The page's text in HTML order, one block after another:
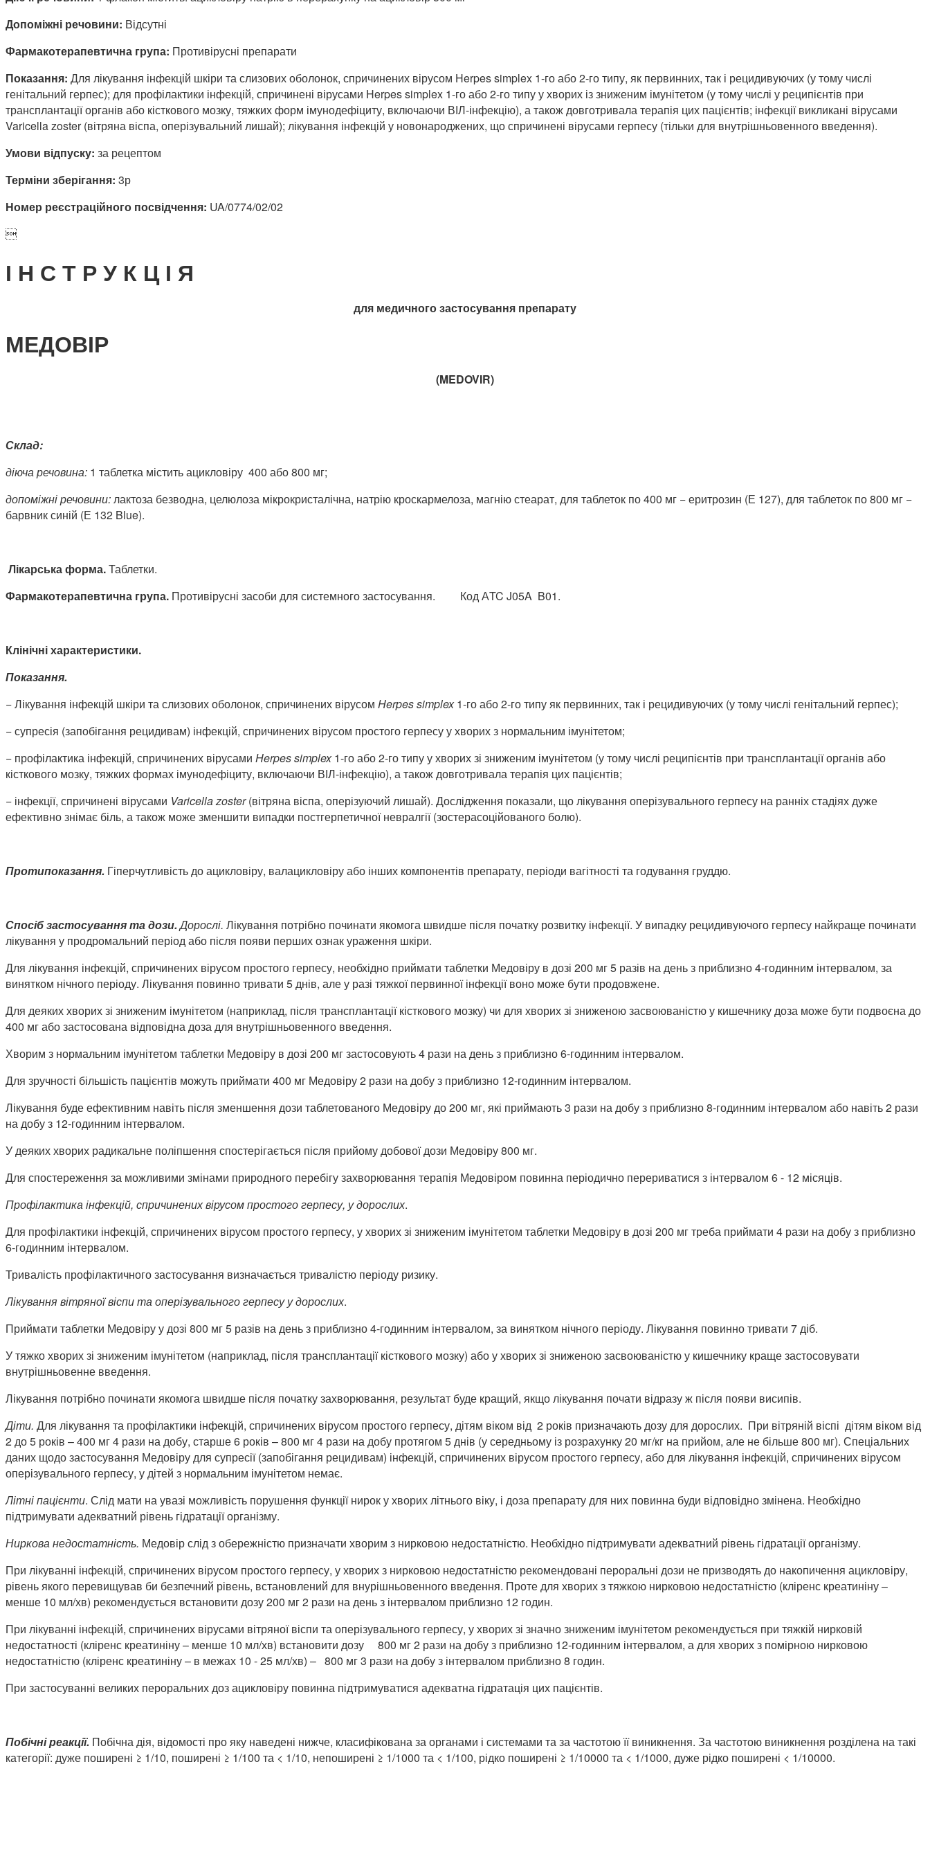
Допоміжні речовини: Відсутні
Фармакотерапевтична група: Противірусні препарати
Показання: Для лікування інфекцій шкіри та слизових оболонок, спричинених вірусом Herpes simplex 1-го або 2-го типу, як первинних, так і рецидивуючих (у тому числі
генітальний герпес); для профілактики інфекцій, спричинені вірусами Herpes simplex 1-го або 2-го типу у хворих із зниженим імунітетом (у тому числі у реципієнтів при
трансплантації органів або кісткового мозку, тяжких форм імунодефіциту, включаючи ВІЛ-інфекцію), а також довготривала терапія цих пацієнтів; інфекції викликані вірусами
Varicella zoster (вітряна віспа, оперізувальний лишай); лікування інфекцій у новонароджених, що спричинені вірусами герпесу (тільки для внутрішньовенного введення).
Умови відпуску: за рецептом
Терміни зберігання: 3р
Номер реєстраційного посвідчення: UA/0774/02/02

І Н С Т Р У К Ц І Я
для медичного застосування препарату
МЕДОВІР
(MEDOVIR)
Склад:
діюча речовина: 1 таблетка містить ацикловіру 400 або 800 мг;
допоміжні речовини:лактоза безводна, целюлоза мікрокристалічна, натрію кроскармелоза, магнію стеарат, для таблеток по 400 мг − еритрозин (Е 127), для таблеток по 800 мг −
барвник синій (Е 132 Blue).
Лікарська форма.Таблетки.
Фармакотерапевтична група. Противірусні засоби для системного застосування. Код АTC J05A B01.
Клінічні характеристики.
Показання.
− Лікування інфекцій шкіри та слизових оболонок, спричинених вірусом Herpessimplex1-го або 2-го типу як первинних, так і рецидивуючих (у тому числі генітальний герпес);
− супресія (запобігання рецидивам) інфекцій, спричинених вірусом простого герпесу у хворих з нормальним імунітетом;
− профілактика інфекцій, спричинених вірусами Herpessimplex1-го або 2-го типу у хворих зі зниженим імунітетом (у тому числі реципієнтів при трансплантації органів або
кісткового мозку, тяжких формах імунодефіциту, включаючи ВІЛ-інфекцію), а також довготривала терапія цих пацієнтів;
− інфекції, спричинені вірусами Varicellazoster(вітряна віспа, оперізуючий лишай). Дослідження показали, що лікування оперізувального герпесу на ранніх стадіях дуже
ефективно знімає біль, а також може зменшити випадки постгерпетичної невралгії (зостерасоційованого болю).
Протипоказання. Гіперчутливість до ацикловіру, валацикловіру або інших компонентів препарату, періоди вагітності та годування груддю.
Спосіб застосування та дози. Дорослі. Лікування потрібно починати якомога швидше після початку розвитку інфекції. У випадку рецидивуючого герпесу найкраще починати
лікування у продромальний період або після появи перших ознак ураження шкіри.
Для лікування інфекцій, спричинених вірусом простого герпесу, необхідно приймати таблетки Медовіру в дозі 200 мг 5 разів на день з приблизно 4-годинним інтервалом, за
винятком нічного періоду. Лікування повинно тривати 5 днів, але у разі тяжкої первинної інфекції воно може бути продовжене.
Для деяких хворих зі зниженим імунітетом (наприклад, після трансплантації кісткового мозку) чи для хворих зі зниженою засвоюваністю у кишечнику доза може бути подвоєна до
400 мг або застосована відповідна доза для внутрішньовенного введення.
Хворим з нормальним імунітетом таблетки Медовіру в дозі 200 мг застосовують 4 рази на день з приблизно 6-годинним інтервалом.
Для зручності більшість пацієнтів можуть приймати 400 мг Медовіру 2 рази на добу з приблизно 12-годинним інтервалом.
Лікування буде ефективним навіть після зменшення дози таблетованого Медовіру до 200 мг, які приймають 3 рази на добу з приблизно 8-годинним інтервалом або навіть 2 рази
на добу з 12-годинним інтервалом.
У деяких хворих радикальне поліпшення спостерігається після прийому добової дози Медовіру 800 мг.
Для спостереження за можливими змінами природного перебігу захворювання терапія Медовіром повинна періодично перериватися з інтервалом 6 - 12 місяців.
Профілактика інфекцій, спричинених вірусом простого герпесу, у дорослих.
Для профілактики інфекцій, спричинених вірусом простого герпесу, у хворих зі зниженим імунітетом таблетки Медовіру в дозі 200 мг треба приймати 4 рази на добу з приблизно
6-годинним інтервалом.
Тривалість профілактичного застосування визначається тривалістю періоду ризику.
Лікування вітряної віспи та оперізувального герпесу у дорослих.
Приймати таблетки Медовіру у дозі 800 мг 5 разів на день з приблизно 4-годинним інтервалом, за винятком нічного періоду. Лікування повинно тривати 7 діб.
У тяжко хворих зі зниженим імунітетом (наприклад, після трансплантації кісткового мозку) або у хворих зі зниженою засвоюваністю у кишечнику краще застосовувати
внутрішньовенне введення.
Лікування потрібно починати якомога швидше після початку захворювання, результат буде кращий, якщо лікування почати відразу ж після появи висипів.
Діти. Для лікування та профілактики інфекцій, спричинених вірусом простого герпесу, дітям віком від 2 років призначають дозу для дорослих. При вітряній віспі дітям віком від
2 до 5 років – 400 мг 4 рази на добу, старше 6 років – 800 мг 4 рази на добу протягом 5 днів (у середньому із розрахунку 20 мг/кг на прийом, але не більше 800 мг). Спеціальних
даних щодо застосування Медовіру для супресії (запобігання рецидивам) інфекцій, спричинених вірусом простого герпесу, або для лікування інфекцій, спричинених вірусом
оперізувального герпесу, у дітей з нормальним імунітетом немає.
Літні пацієнти. Слід мати на увазі можливість порушення функції нирок у хворих літнього віку, і доза препарату для них повинна буди відповідно змінена. Необхідно
підтримувати адекватний рівень гідратації організму.
Ниркова недостатність. Медовір слід з обережністю призначати хворим з нирковою недостатністю. Необхідно підтримувати адекватний рівень гідратації організму.
При лікуванні інфекцій, спричинених вірусом простого герпесу, у хворих з нирковою недостатністю рекомендовані пероральні дози не призводять до накопичення ацикловіру,
рівень якого перевищував би безпечний рівень, встановлений для внурішньовенного введення. Проте для хворих з тяжкою нирковою недостатністю (кліренс креатиніну –
менше 10 мл/хв) рекомендується встановити дозу 200 мг 2 рази на день з інтервалом приблизно 12 годин.
При лікуванні інфекцій, спричинених вірусами вітряної віспи та оперізувального герпесу, у хворих зі значно зниженим імунітетом рекомендується при тяжкій нирковій
недостатності (кліренс креатиніну – менше 10 мл/хв) встановити дозу 800 мг 2 рази на добу з приблизно 12-годинним інтервалом, а для хворих з помірною нирковою
недостатністю (кліренс креатиніну – в межах 10 - 25 мл/хв) – 800 мг 3 рази на добу з інтервалом приблизно 8 годин.
При застосуванні великих пероральних доз ацикловіру повинна підтримуватися адекватна гідратація цих пацієнтів.
Побічні реакції. Побічна дія, відомості про яку наведені нижче, класифікована за органами і системами та за частотою її виникнення. За частотою виникнення розділена на такі
категорії: дуже поширені ≥ 1/10, поширені ≥ 1/100 та < 1/10, непоширені ≥ 1/1000 та < 1/100, рідко поширені ≥ 1/10000 та < 1/1000, дуже рідко поширені < 1/10000.